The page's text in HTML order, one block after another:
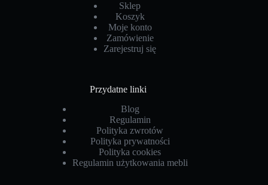
Sklep
Koszyk
Moje konto
Zamówienie
Zarejestruj się
Przydatne linki
Blog
Regulamin
Polityka zwrotów
Polityka prywatności
Polityka cookies
Regulamin użytkowania mebli